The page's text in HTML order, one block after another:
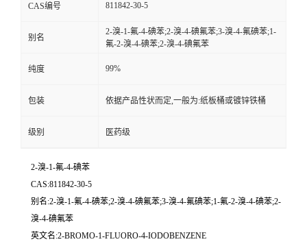
CAS编号 811842-30-5
别名
2-溴-1-氟-4-碘苯;2-溴-4-碘氟苯;3-溴-4-氟碘苯;1-
氟-2-溴-4-碘苯;2-溴-4-碘氟苯
纯度 99%
包装 依据产品性状而定,一般为:纸板桶或镀锌铁桶
级别 医药级
2-溴-1-氟-4-碘苯
CAS:811842-30-5
别名:2-溴-1-氟-4-碘苯;2-溴-4-碘氟苯;3-溴-4-氟碘苯;1-氟-2-溴-4-碘苯;2-
溴-4-碘氟苯
英文名:2-BROMO-1-FLUORO-4-IODOBENZENE